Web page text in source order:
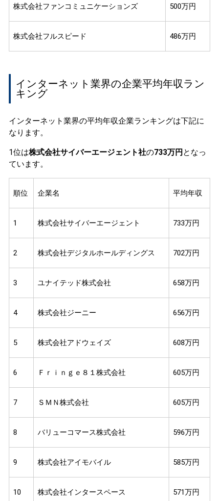
株式会社ファンコミュニケーションズ 500万円
株式会社フルスピード 486万円
インターネット業界の企業平均年収ラン
キング
インターネット業界の平均年収企業ランキングは下記に
なります。
1位は株式会社サイバーエージェント社の733万円 となっ
ています。
順位 企業名 平均年収
1 株式会社サイバーエージェント 733万円
2 株式会社デジタルホールディングス 702万円
3 ユナイテッド株式会社 658万円
4 株式会社ジーニー 656万円
5 株式会社アドウェイズ 608万円
6 Ｆｒｉｎｇｅ８１株式会社 605万円
7 ＳＭＮ株式会社 605万円
8 バリューコマース株式会社 596万円
9 株式会社アイモバイル 585万円
10 株式会社インタースペース 571万円